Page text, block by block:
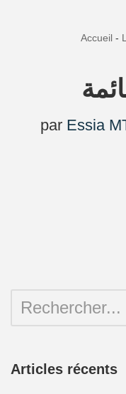
Accueil -
par Essia
Articles récents